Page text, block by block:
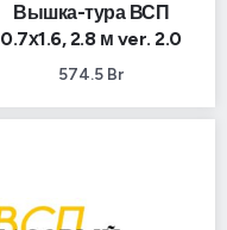
Вышка-тура ВСП
0.7х1.6, 2.8 м ver. 2.0
574.5 Br